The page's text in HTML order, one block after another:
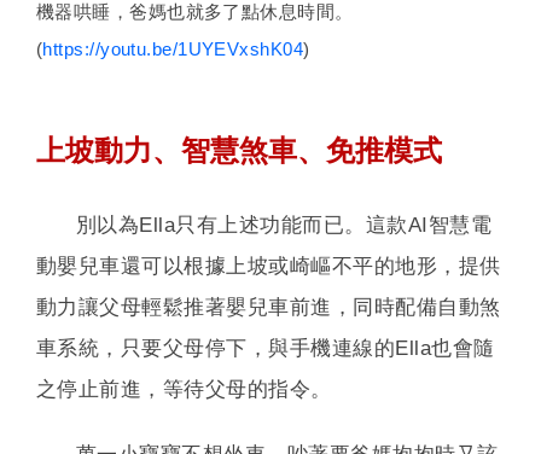
機器哄睡，爸媽也就多了點休息時間。
(https://youtu.be/1UYEVxshK04)
上坡動力、智慧煞車、免推模式
別以為Ella只有上述功能而已。這款AI智慧電
動嬰兒車還可以根據上坡或崎嶇不平的地形，提供
動力讓父母輕鬆推著嬰兒車前進，同時配備自動煞
車系統，只要父母停下，與手機連線的Ella也會隨
之停止前進，等待父母的指令。